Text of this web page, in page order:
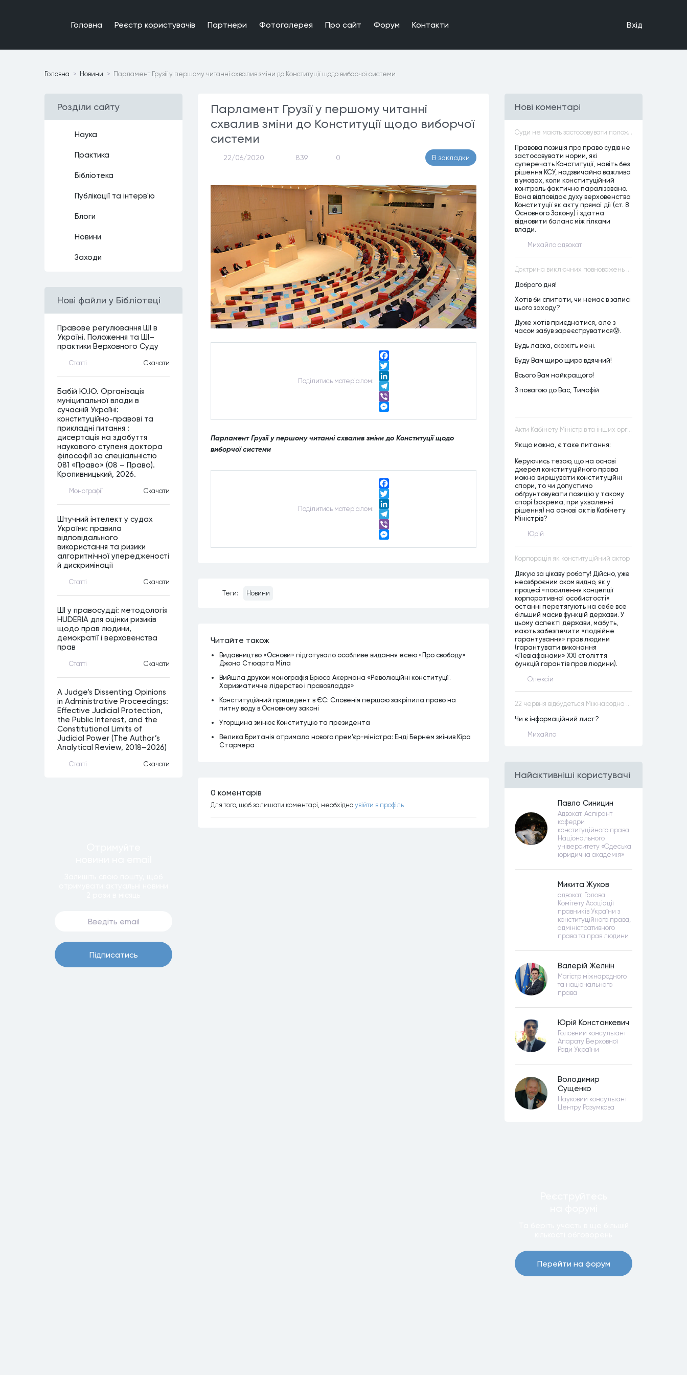
Головна Реєстр користувачiв Партнери Фотогалерея Про сайт Форум Контакти Вхiд
Головна Новини Парламент Грузії у першому читанні схвалив зміни до Конституції щодо виборчої системи
Роздiли сайту
Наука
Практика
Бiблiотека
Публiкацiї та iнтерв'ю
Блоги
Новини
Заходи
Нові файли у Бібліотеці
Правове регулювання ШІ в
Україні. Положення та ШІ–
практики Верховного Суду
Статтi Скачати
Бабій Ю.Ю. Організація
муніципальної влади в
сучасній Україні:
конституційно-правові та
прикладні питання :
дисертація на здобуття
наукового ступеня доктора
філософії за спеціальністю
081 «Право» (08 – Право).
Кропивницький, 2026.
Монографiї Скачати
Штучний інтелект у судах
України: правила
відповідального
використання та ризики
алгоритмічної упередженості
й дискримінації
Статтi Скачати
ШІ у правосудді: методологія
HUDERIA для оцінки ризиків
щодо прав людини,
демократії і верховенства
прав
Статтi Скачати
A Judge’s Dissenting Opinions
in Administrative Proceedings:
Effective Judicial Protection,
the Public Interest, and the
Constitutional Limits of
Judicial Power (The Author’s
Analytical Review, 2018–2026)
Статтi Скачати
Пiдписатись
Парламент Грузії у першому читанні
схвалив зміни до Конституції щодо виборчої
системи
22/06/2020 839 0 В закладки
Подiлитись матерiалом:
Facebook
Twitter
LinkedIn
Telegram
Viber
Парламент Грузії у першому читанні схвалив зміни до Конституції щодо
виборчої системи
Подiлитись матерiалом:
Facebook
Twitter
LinkedIn
Telegram
Viber
Теги: Новини
Читайте також
Видавництво «Основи» підготувало особливе видання есею «Про свободу»
Джона Стюарта Міла
Вийшла друком монографія Брюса Акермана «Революційні конституції.
Харизматичне лідерство і правовладдя»
Конституційний прецедент в ЄС: Словенія першою закріпила право на
питну воду в Основному законі
Угорщина змінює Конституцію та президента
Велика Британія отримала нового прем’єр-міністра: Енді Бернем змінив Кіра
Стармера
0 коментарiв
Для того, щоб залишати коментарi, необхiдно увiйти в профiль
Нові коментарі
Суди не мають застосовувати положення законів, які не відповідають Конституції, незалежно від того, чи визнавалися вони Конституційним Судом України неконституційними, тобто закони, що суперечать Конституції України не можуть застосовуватися навіть у випадках, коли вони є чинними
Правова позиція про право судів не
застосовувати норми, які
суперечать Конституції, навіть без
рішення КСУ, надзвичайно важлива
в умовах, коли конституційний
контроль фактично паралізовано.
Вона відповідає духу верховенства
Конституції як акту прямої дії (ст. 8
Основного Закону) і здатна
відновити баланс між гілками
влади.
Михайло адвокат
Доктрина виключних повноважень VS Доктрина прихованих повноважень
Доброго дня!
Хотів би спитати, чи немає в записі
цього заходу?
Дуже хотів приєднатися, але з
часом забув зареєструватися😰.
Будь ласка, скажіть мені.
Буду Вам щиро щиро вдячний!
Всього Вам найкращого!
З повагою до Вас, Тимофій
Акти Кабінету Міністрів та інших органів державної влади як джерела конституційного права
Якщо можна, є таке питання:
Керуючись тезою, що на основі
джерел конституційного права
можна вирішувати конституційні
спори, то чи допустимо
обґрунтовувати позицію у такому
спорі (зокрема, при ухваленні
рішення) на основі актів Кабінету
Міністрів?
Юрій
Корпорація як конституційний актор
Дякую за цікаву роботу! Дійсно, уже
неозброєним оком видно, як у
процесі «посилення концепції
корпоративної особистості»
останні перетягують на себе все
більший масив функцій держави. У
цьому аспекті держави, мабуть,
мають забезпечити «подвійне
гарантування» прав людини
(гарантувати виконання
«Левіафанами» ХХІ століття
функцій гарантів прав людини).
Олексій
22 червня відбудеться Міжнародна науково-практична конференція “Конституційна демократія в умовах загроз територіальній цілісності та національній безпеці”
Чи є інформаційний лист?
Михайло
Найактивнiшi користувачi
Павло Синицин
Адвокат. Аспірант
кафедри
конституційного права
Національного
університету «Одеська
юридична академія»
Микита Жуков
адвокат, Голова
Комітету Асоціації
правників України з
конституційного права,
адміністративного
права та прав людини
Валерій Желнін
Магістр міжнародного
та національного
права
Юрій Констанкевич
Головний консультант
Апарату Верховної
Ради України
Володимир
Сущенко
Науковий консультант
Центру Разумкова
Перейти на форум